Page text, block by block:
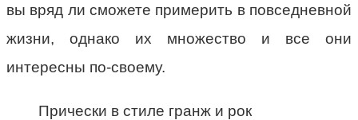
вы вряд ли сможете примерить в повседневной
жизни, однако их множество и все они
интересны по-своему.
Прически в стиле гранж и рок